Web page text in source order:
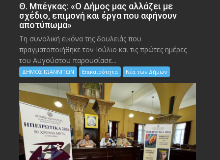
Θ. Μπέγκας: «Ο Δήμος μας αλλάζει με
σχέδιο, επιμονή και έργα που αφήνουν
αποτύπωμα»
Τη συνολική εικόνα της δουλειάς που
πραγματοποιήθηκε τον Ιούλιο και τις πρώτες ημέρες
του Αυγούστου παρουσίασε...
ΔΗΜΟΣ ΙΩΑΝΝΙΤΩΝ Επικαιρότητα Νέα των Δήμων